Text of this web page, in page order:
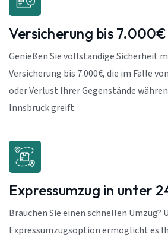
Versicherung bis 7.000€
Genießen Sie vollständige Sicherheit
Versicherung bis 7.000€, die im Falle
oder Verlust Ihrer Gegenstände
Innsbruck greift.
Expressumzug in unter
Brauchen Sie einen schnellen Umzug?
Expressumzugsoption ermöglicht es